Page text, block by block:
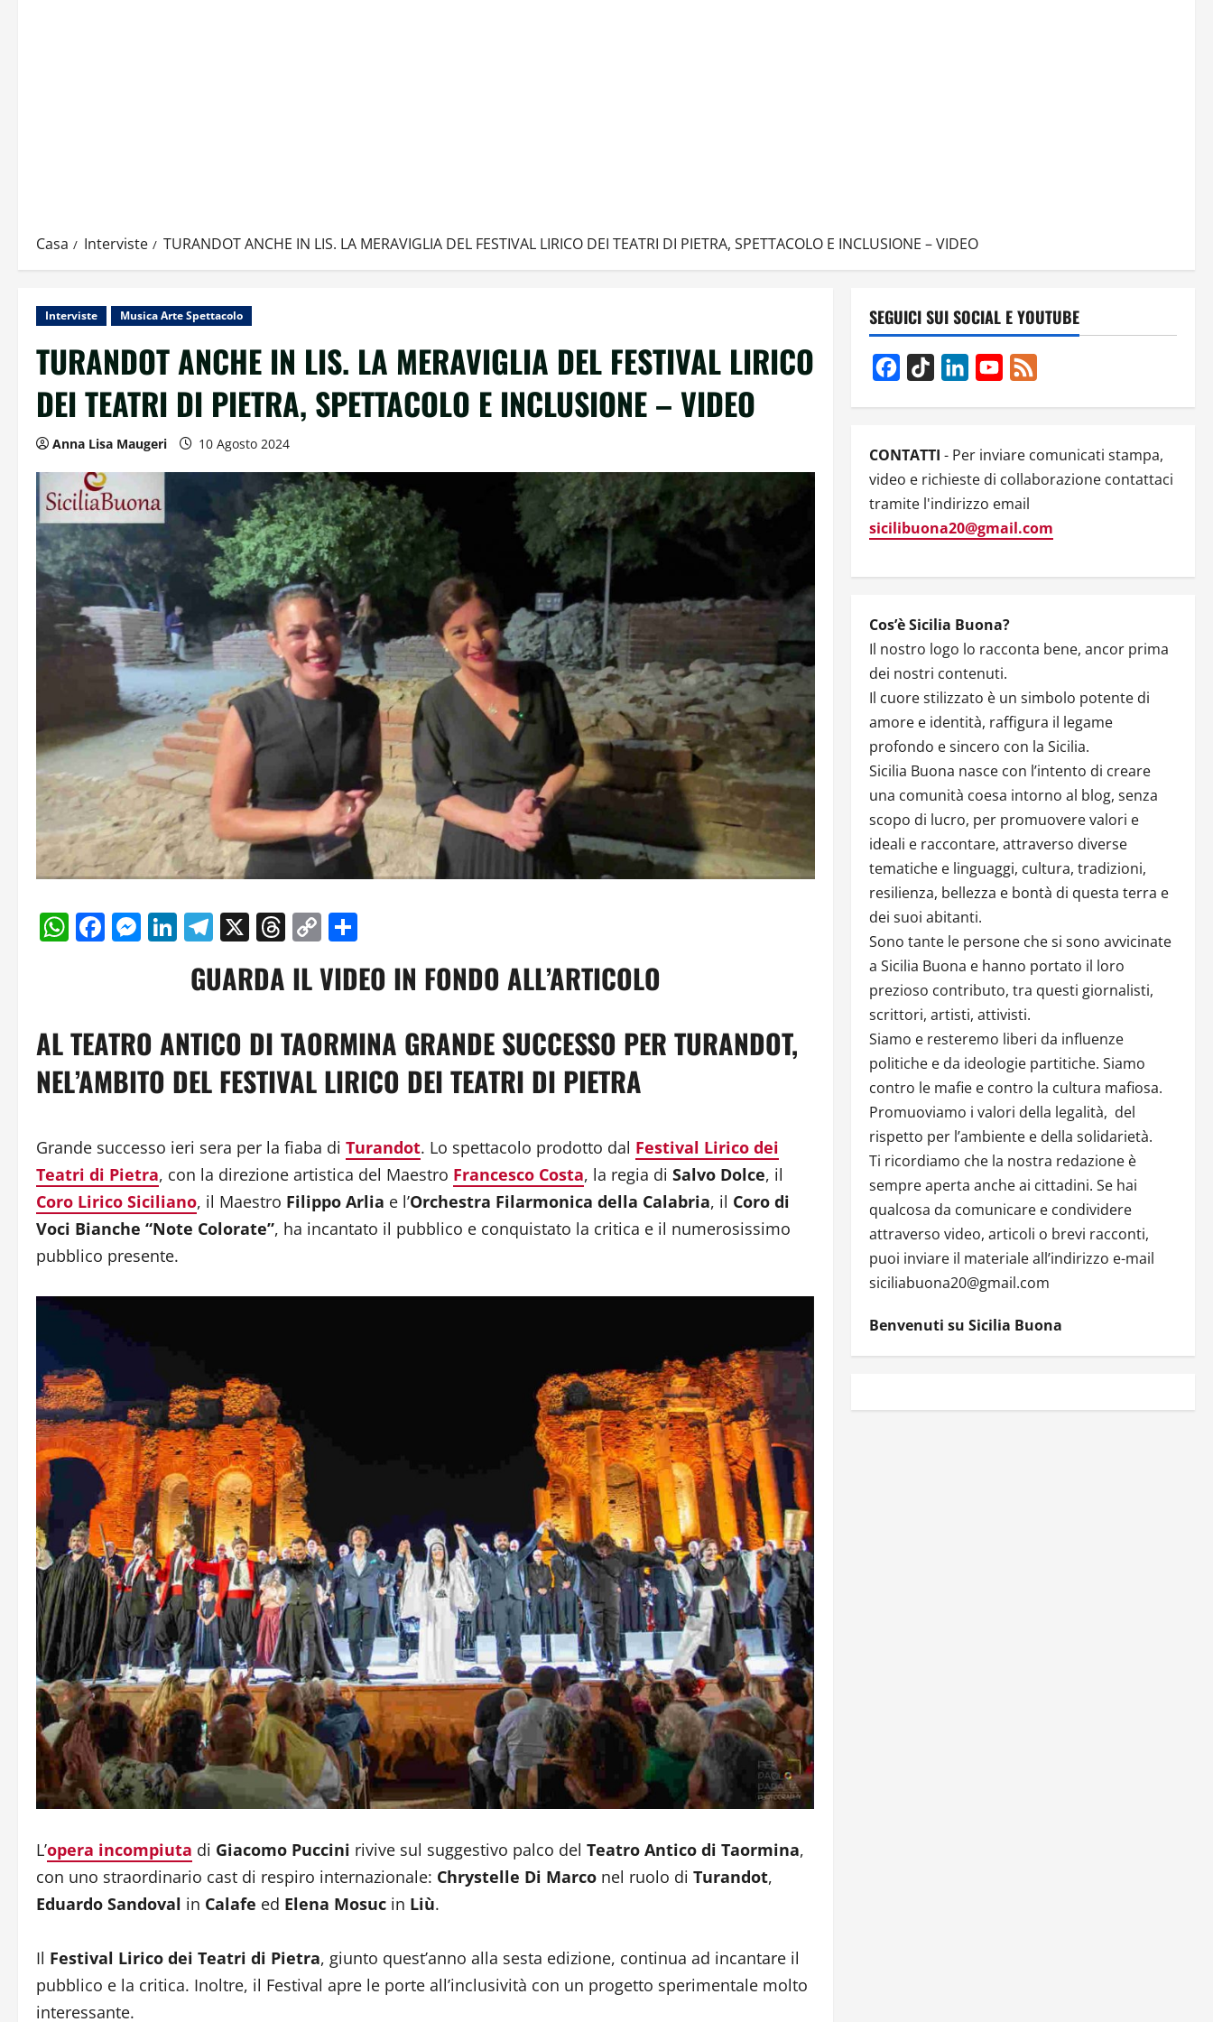
Casa Interviste TURANDOT ANCHE IN LIS. LA MERAVIGLIA DEL FESTIVAL LIRICO DEI TEATRI DI PIETRA, SPETTACOLO E INCLUSIONE – VIDEO
Interviste Musica Arte Spettacolo
TURANDOT ANCHE IN LIS. LA MERAVIGLIA DEL FESTIVAL LIRICO
DEI TEATRI DI PIETRA, SPETTACOLO E INCLUSIONE – VIDEO
Anna Lisa Maugeri 10 Agosto 2024
WhatsApp
Facebook
Messenger
LinkedIn
Telegram
X Threads
Copy
GUARDA IL VIDEO IN FONDO ALL’ARTICOLO
AL TEATRO ANTICO DI TAORMINA GRANDE SUCCESSO PER TURANDOT,
NEL’AMBITO DEL FESTIVAL LIRICO DEI TEATRI DI PIETRA
Grande successo ieri sera per la fiaba di Turandot. Lo spettacolo prodotto dal Festival Lirico dei
Teatri di Pietra, con la direzione artistica del Maestro Francesco Costa, la regia di Salvo Dolce, il
Coro Lirico Siciliano, il Maestro Filippo Arlia e l’Orchestra Filarmonica della Calabria, il Coro di
Voci Bianche “Note Colorate”, ha incantato il pubblico e conquistato la critica e il numerosissimo
pubblico presente.
L’opera incompiuta di Giacomo Puccini rivive sul suggestivo palco del Teatro Antico di Taormina,
con uno straordinario cast di respiro internazionale: Chrystelle Di Marco nel ruolo di Turandot,
Eduardo Sandoval in Calafe ed Elena Mosuc in Liù.
Il Festival Lirico dei Teatri di Pietra, giunto quest’anno alla sesta edizione, continua ad incantare il
pubblico e la critica. Inoltre, il Festival apre le porte all’inclusività con un progetto sperimentale molto
interessante.
SEGUICI SUI SOCIAL E YOUTUBE
Facebook
TikTok LinkedInYouTube
CONTATTI - Per inviare comunicati stampa,
video e richieste di collaborazione contattaci
tramite l'indirizzo email
sicilibuona20@gmail.com
Cos’è Sicilia Buona?
Il nostro logo lo racconta bene, ancor prima
dei nostri contenuti.
Il cuore stilizzato è un simbolo potente di
amore e identità, raffigura il legame
profondo e sincero con la Sicilia.
Sicilia Buona nasce con l’intento di creare
una comunità coesa intorno al blog, senza
scopo di lucro, per promuovere valori e
ideali e raccontare, attraverso diverse
tematiche e linguaggi, cultura, tradizioni,
resilienza, bellezza e bontà di questa terra e
dei suoi abitanti.
Sono tante le persone che si sono avvicinate
a Sicilia Buona e hanno portato il loro
prezioso contributo, tra questi giornalisti,
scrittori, artisti, attivisti.
Siamo e resteremo liberi da influenze
politiche e da ideologie partitiche. Siamo
contro le mafie e contro la cultura mafiosa.
Promuoviamo i valori della legalità, del
rispetto per l’ambiente e della solidarietà.
Ti ricordiamo che la nostra redazione è
sempre aperta anche ai cittadini. Se hai
qualcosa da comunicare e condividere
attraverso video, articoli o brevi racconti,
puoi inviare il materiale all’indirizzo e-mail
siciliabuona20@gmail.com
Benvenuti su Sicilia Buona